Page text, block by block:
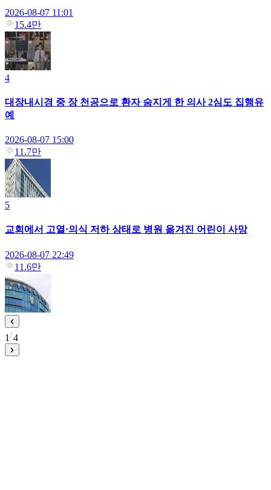
2026-08-07 11:01
15.4만
4
대장내시경 중 장 천공으로 환자 숨지게 한 의사 2심도 집행유
예
2026-08-07 15:00
11.7만
5
교회에서 고열·의식 저하 상태로 병원 옮겨진 어린이 사망
2026-08-07 22:49
11.6만
1 4